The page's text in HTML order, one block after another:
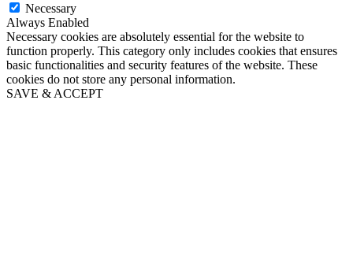
Necessary
Always Enabled
Necessary cookies are absolutely essential for the website to
function properly. This category only includes cookies that ensures
basic functionalities and security features of the website. These
cookies do not store any personal information.
SAVE & ACCEPT